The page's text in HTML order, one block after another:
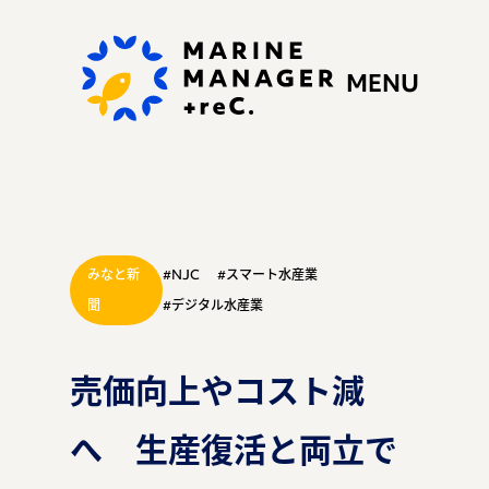
MENU
私たちの思い
ぷらすれっくにできる
こと
みなと新
聞
#NJC
#スマート水産業
#デジタル水産業
売価向上やコスト減
へ 生産復活と両立で